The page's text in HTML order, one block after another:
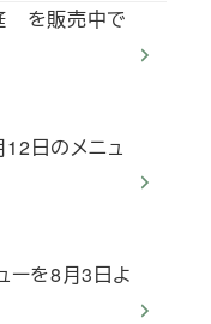
を販売中で
12日のメニュ
ーを8月3日よ